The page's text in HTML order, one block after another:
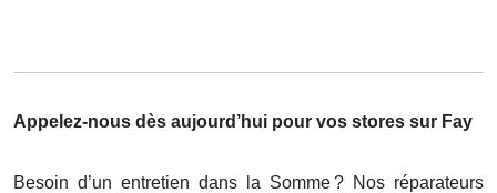
Appelez-nous dès aujourd’hui pour vos stores sur Fay
Besoin d’un entretien dans la Somme? Nos réparateurs